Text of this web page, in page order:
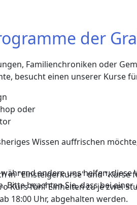
der
Familienchroniken oder
besucht einen unserer Kurse
oder
Wissen auffrischen
in "Einsteigerkurse" und "Kurse
Kurs fünf Einheiten zu je zwei
18:00 Uhr, abgehalten werden.
andere uns helfen,
Bitte beachten Sie, dass bei